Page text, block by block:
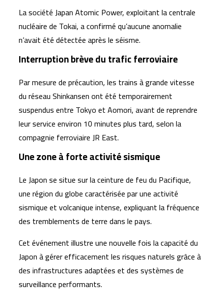
La sociétéJapan Atomic Power, exploitant la centrale
nucléaire de Tokai, a confirmé qu’aucune anomalie
n’avait été détectée après le séisme.
Interruption brève du trafic ferroviaire
Par mesure de précaution, les trains à grande vitesse
du réseauShinkansenont été temporairement
suspendus entre Tokyo et Aomori, avant de reprendre
leur service environ 10 minutes plus tard, selon la
compagnie ferroviaireJR East.
Une zone à forte activité sismique
Le Japon se situe sur laceinture de feu du Pacifique,
une région du globe caractérisée par une activité
sismique et volcanique intense, expliquant la fréquence
des tremblements de terre dans le pays.
Cet événement illustre une nouvelle fois la capacité du
Japon à gérer efficacement les risques naturels grâce à
des infrastructures adaptées et des systèmes de
surveillance performants.